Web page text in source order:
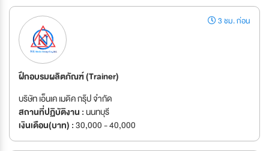
3 ชม. ก่อน
ฝึกอบรมผลิตภัณฑ์ (Trainer)
บริษัท เอ็นเค เมดิค กรุ๊ป จำกัด
สถานที่ปฏิบัติงาน :นนทบุรี
เงินเดือน(บาท) :30,000 - 40,000